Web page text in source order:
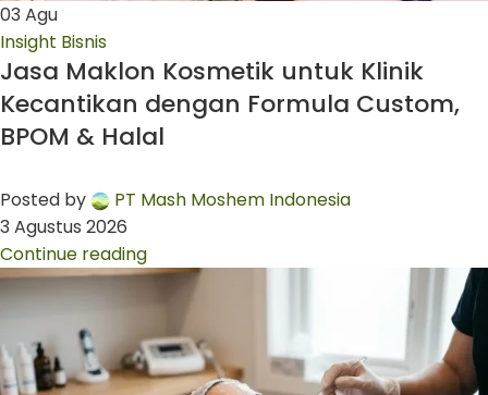
03 Agu
Insight Bisnis
Jasa Maklon Kosmetik untuk Klinik
Kecantikan dengan Formula Custom,
BPOM & Halal
Posted by
PT Mash Moshem Indonesia
3 Agustus 2026
Continue reading